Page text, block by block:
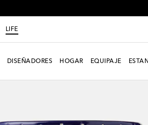
LIFE
DISEÑADORES HOGAR EQUIPAJE